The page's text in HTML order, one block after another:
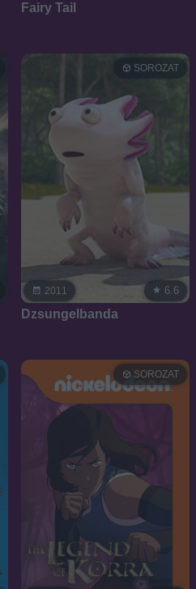
Fairy Tail
2011
SOROZAT
6.6
Dzsungelbanda
SOROZAT